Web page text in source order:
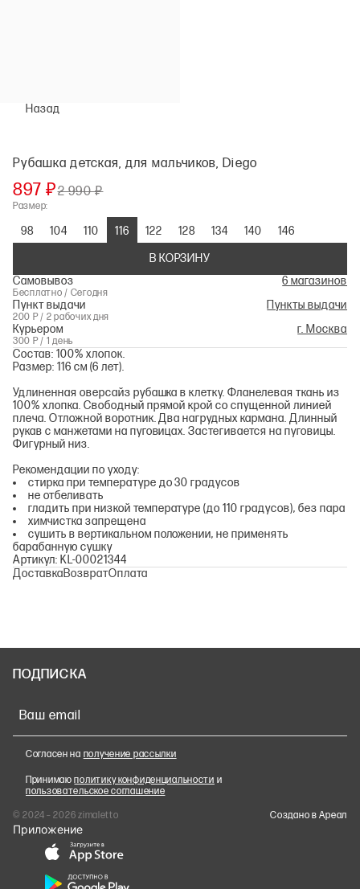
Назад
Рубашка детская, для мальчиков, Diego
897 ₽2 990 ₽
Размер:
98 104 110 116 122 128 134 140
146
В КОРЗИНУ
Самовывоз
6 магазинов
Бесплатно / Сегодня
Пункт выдачи Пункты выдачи
200 Р / 2 рабочих дня
Курьером г. Москва
300 Р / 1 день
Состав: 100% хлопок.
Размер: 116 см (6 лет).
Удлиненная оверсайз рубашка в клетку. Фланелевая ткань из
100% хлопка. Свободный прямой крой со спущенной линией
плеча. Отложной воротник. Два нагрудных кармана. Длинный
рукав с манжетами на пуговицах. Застегивается на пуговицы.
Фигурный низ.
Рекомендации по уходу:
стирка при температуре до 30 градусов
не отбеливать
гладить при низкой температуре (до 110 градусов), без пара
химчистка запрещена
сушить в вертикальном положении, не применять
барабанную сушку
Артикул: KL-00021344
ДоставкаВозвратОплата
ПОДПИСКА
Ваш email
Согласен на получение рассылки
Принимаюполитику конфиденциальности и
пользовательское соглашение
© 2024 – 2026 zimaletto
Cоздано в Ареал
Приложение